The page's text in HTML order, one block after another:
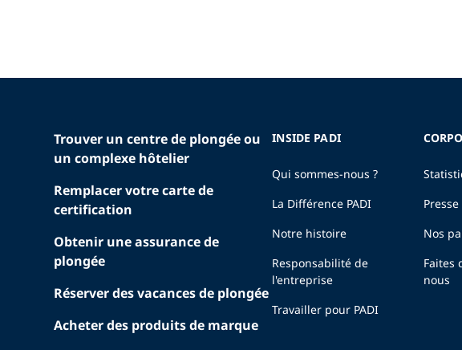
Trouver un centre de plongée ou
un complexe hôtelier
Remplacer votre carte de
certification
Obtenir une assurance de
plongée
Réserver des vacances de plongée
Acheter des produits de marque
INSIDE PADI
Qui sommes-nous ?
La Différence PADI
Notre histoire
Responsabilité de
l'entreprise
Travailler pour PADI
Presse
Nos
Faites
nous